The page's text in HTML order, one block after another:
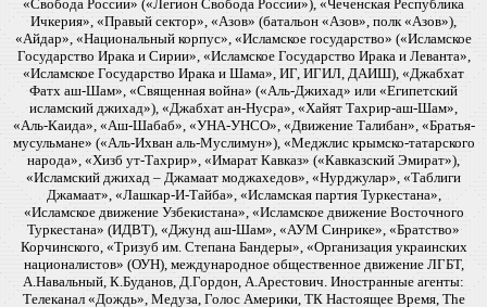
«Свобода России» («Легион Свобода России»), «Чеченская Республика
Ичкерия», «Правый сектор», «Азов» (батальон «Азов», полк «Азов»),
«Айдар», «Национальный корпус», «Исламское государство» («Исламское
Государство Ирака и Сирии», «Исламское Государство Ирака и Леванта»,
«Исламское Государство Ирака и Шама», ИГ, ИГИЛ, ДАИШ), «Джабхат
Фатх аш-Шам», «Священная война» («Аль-Джихад» или «Египетский
исламский джихад»), «Джабхат ан-Нусра», «Хайят Тахрир-аш-Шам»,
«Аль-Каида», «Аш-Шабаб», «УНА-УНСО», «Движение Талибан», «Братья-
мусульмане» («Аль-Ихван аль-Муслимун»), «Меджлис крымско-татарского
народа», «Хизб ут-Тахрир», «Имарат Кавказ» («Кавказский Эмират»),
«Исламский джихад – Джамаат моджахедов», «Нурджулар», «Таблиги
Джамаат», «Лашкар-И-Тайба», «Исламская партия Туркестана»,
«Исламское движение Узбекистана», «Исламское движение Восточного
Туркестана» (ИДВТ), «Джунд аш-Шам», «АУМ Синрике», «Братство»
Корчинского, «Тризуб им. Степана Бандеры», «Организация украинских
националистов» (ОУН), международное общественное движение ЛГБТ,
А.Навальный, К.Буданов, Д.Гордон, А.Арестович. Иностранные агенты:
Телеканал «Дождь», Медуза, Голос Америки, ТК Настоящее Время, The